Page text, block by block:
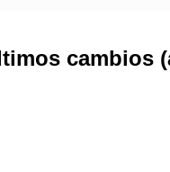
cambios